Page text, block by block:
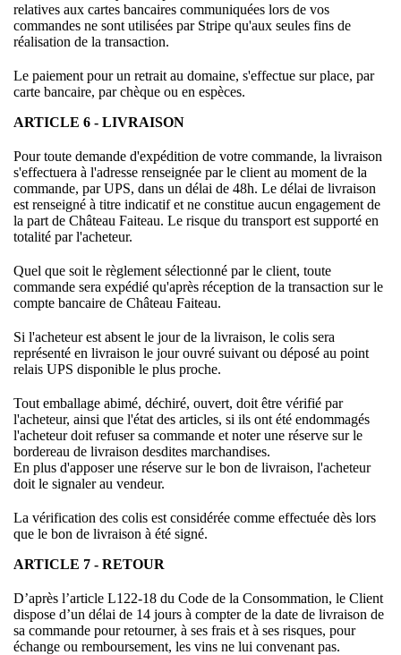
relatives aux cartes bancaires communiquées lors de vos
commandes ne sont utilisées par Stripe qu'aux seules fins de
réalisation de la transaction.
Le paiement pour un retrait au domaine, s'effectue sur place, par
carte bancaire, par chèque ou en espèces.
ARTICLE 6 - LIVRAISON
Pour toute demande d'expédition de votre commande, la livraison
s'effectuera à l'adresse renseignée par le client au moment de la
commande, par UPS, dans un délai de 48h. Le délai de livraison
est renseigné à titre indicatif et ne constitue aucun engagement de
la part de Château Faiteau. Le risque du transport est supporté en
totalité par l'acheteur.
Quel que soit le règlement sélectionné par le client, toute
commande sera expédié qu'après réception de la transaction sur le
compte bancaire de Château Faiteau.
Si l'acheteur est absent le jour de la livraison, le colis sera
représenté en livraison le jour ouvré suivant ou déposé au point
relais UPS disponible le plus proche.
Tout emballage abimé, déchiré, ouvert, doit être vérifié par
l'acheteur, ainsi que l'état des articles, si ils ont été endommagés
l'acheteur doit refuser sa commande et noter une réserve sur le
bordereau de livraison desdites marchandises.
En plus d'apposer une réserve sur le bon de livraison, l'acheteur
doit le signaler au vendeur.
La vérification des colis est considérée comme effectuée dès lors
que le bon de livraison à été signé.
ARTICLE 7 - RETOUR
D’après l’article L122-18 du Code de la Consommation, le Client
dispose d’un délai de 14 jours à compter de la date de livraison de
sa commande pour retourner, à ses frais et à ses risques, pour
échange ou remboursement, les vins ne lui convenant pas.